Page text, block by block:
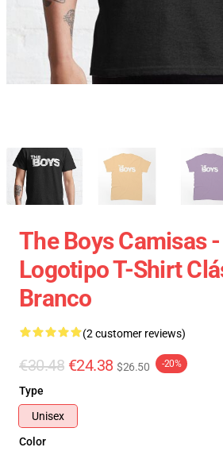
The Boys Camisas
Logotipo T-Shirt
Branco
(2 customer reviews)
€30.48 €24.38 $26.50 -20%
Type
Unisex
Color